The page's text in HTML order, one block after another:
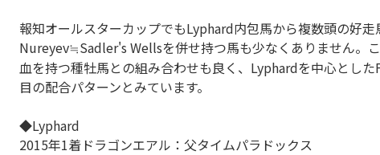
報知オールスターカップでもLyphard内包馬から複数頭の好
Nureyev≒Sadler's Wellsを併せ持つ馬も少なくありません。
血を持つ種牡馬との組み合わせも良く、Lyphardを中心とし
目の配合パターンとみています。
◆Lyphard
2015年1着ドラゴンエアル：父タイムパラドックス